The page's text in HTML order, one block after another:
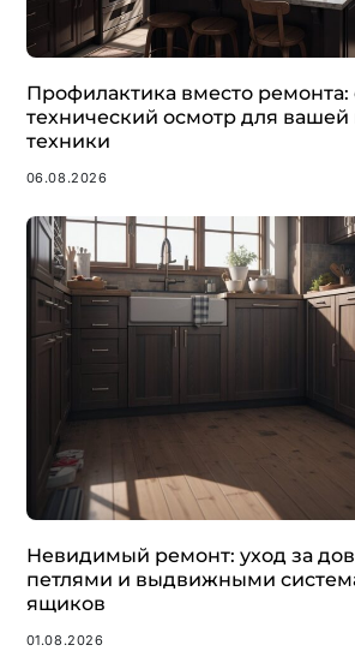
Профилактика вместо
технический осмотр для вашей
техники
06.08.2026
Невидимый ремонт: уход за
петлями и выдвижными
ящиков
01.08.2026